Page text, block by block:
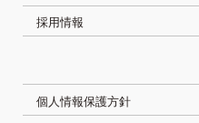
採用情報
個人情報保護方針